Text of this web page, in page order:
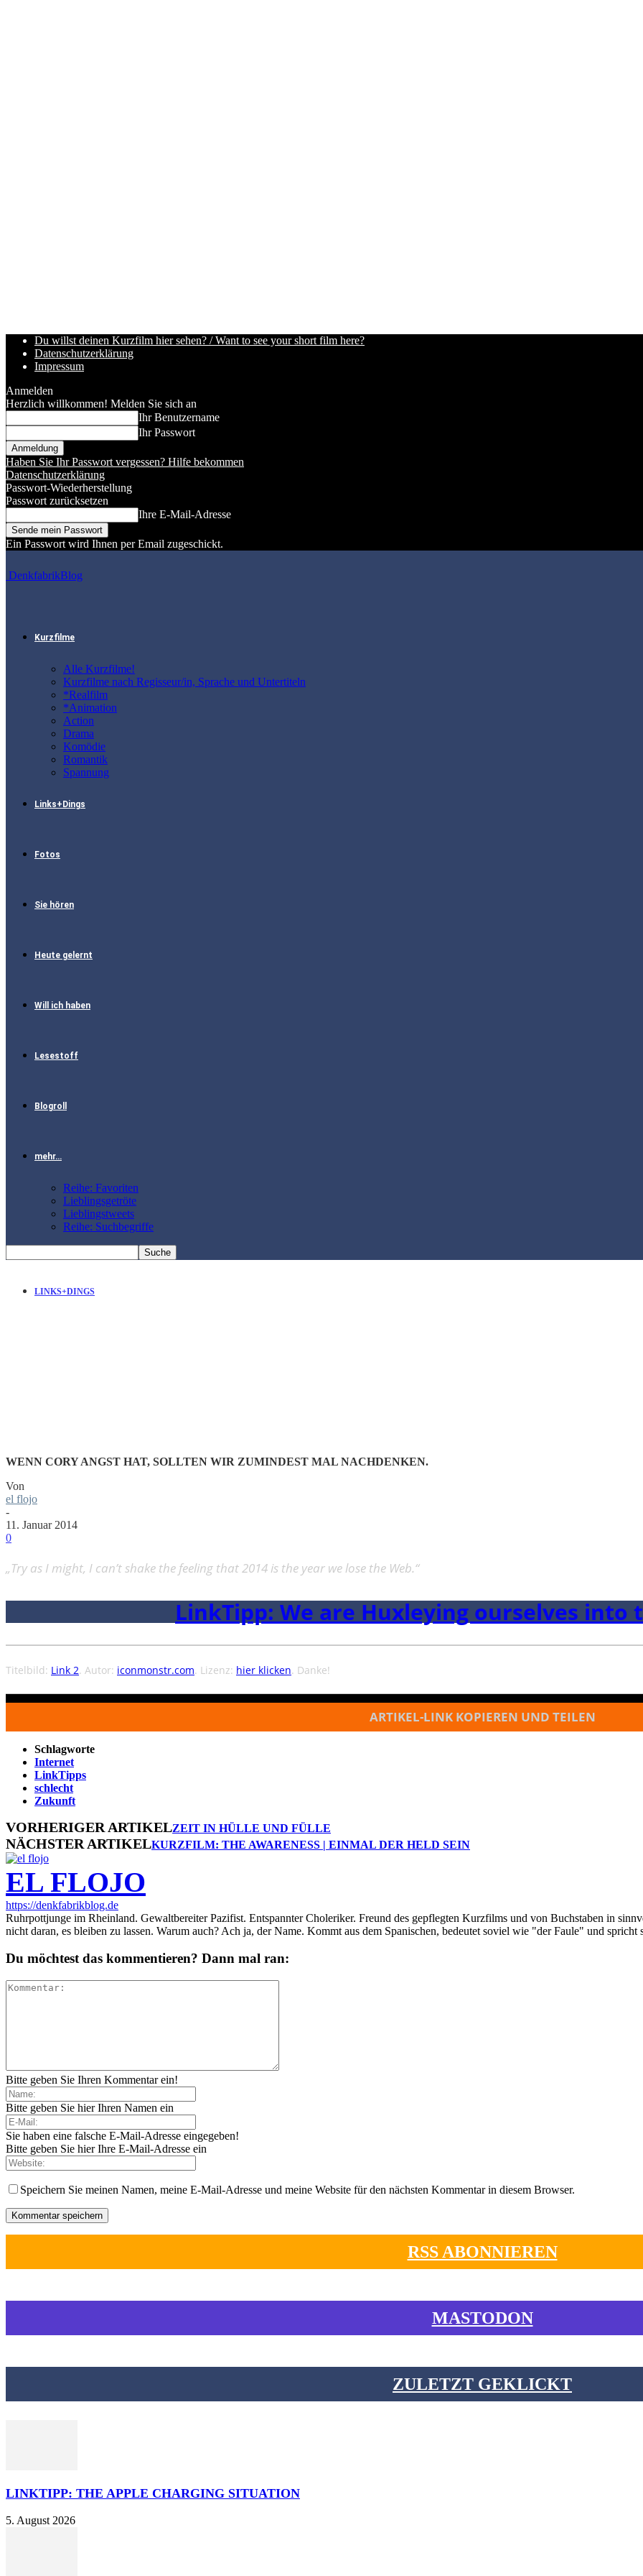
Du willst deinen Kurzfilm hier sehen? / Want to see your short film here?
Datenschutzerklärung
Impressum
Anmelden
Herzlich willkommen! Melden Sie sich an
Ihr Benutzername
Ihr Passwort
Haben Sie Ihr Passwort vergessen? Hilfe bekommen
Datenschutzerklärung
Passwort-Wiederherstellung
Passwort zurücksetzen
Ihre E-Mail-Adresse
Ein Passwort wird Ihnen per Email zugeschickt.
DenkfabrikBlog
Kurzfilme
Alle Kurzfilme!
Kurzfilme nach Regisseur/in, Sprache und Untertiteln
*Realfilm
*Animation
Action
Drama
Komödie
Romantik
Spannung
Links+Dings
Fotos
Sie hören
Heute gelernt
Will ich haben
Lesestoff
Blogroll
mehr…
Reihe: Favoriten
Lieblingsgetröte
Lieblingstweets
Reihe: Suchbegriffe
LINKS+DINGS
WENN CORY ANGST HAT, SOLLTEN WIR ZUMINDEST MAL NACHDENKEN.
Von
el flojo
-
11. Januar 2014
0
„Try as I might, I can’t shake the feeling that 2014 is the year we lose the Web.“
LinkTipp: We are Huxleying ourselves into
Titelbild: Link 2. Autor: iconmonstr.com. Lizenz: hier klicken. Danke!
ARTIKEL-LINK KOPIEREN UND TEILEN
Schlagworte
Internet
LinkTipps
schlecht
Zukunft
VORHERIGER ARTIKELZEIT IN HÜLLE UND FÜLLE
NÄCHSTER ARTIKELKURZFILM: THE AWARENESS | EINMAL DER HELD SEIN
EL FLOJO
https://denkfabrikblog.de
Ruhrpottjunge im Rheinland. Gewaltbereiter Pazifist. Entspannter Choleriker. Freund des gepflegten Kurzfilms und von Buchstaben in
nicht daran, es bleiben zu lassen. Warum auch? Ach ja, der Name. Kommt aus dem Spanischen, bedeutet soviel wie "der Faule" und spricht
Du möchtest das kommentieren? Dann mal ran:
Bitte geben Sie Ihren Kommentar ein!
Bitte geben Sie hier Ihren Namen ein
Sie haben eine falsche E-Mail-Adresse eingegeben!
Bitte geben Sie hier Ihre E-Mail-Adresse ein
Speichern Sie meinen Namen, meine E-Mail-Adresse und meine Website für den nächsten Kommentar in diesem Browser.
RSS ABONNIEREN
MASTODON
ZULETZT GEKLICKT
LINKTIPP: THE APPLE CHARGING SITUATION
5. August 2026